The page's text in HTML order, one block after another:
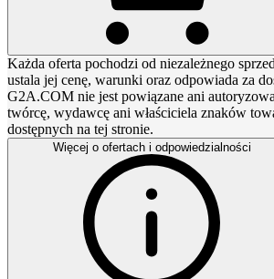
Każda oferta pochodzi od niezależnego
ustala jej cenę, warunki oraz odpowiada za
G2A.COM nie jest powiązane ani
twórcę, wydawcę ani właściciela znaków
dostępnych na tej stronie.
Więcej o ofertach i odpowiedzialności